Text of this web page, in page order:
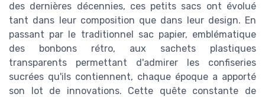
des dernières décennies, ces petits sacs ont évolué
tant dans leur composition que dans leur design. En
passant par le traditionnel sac papier, emblématique
des bonbons rétro, aux sachets plastiques
transparents permettant d'admirer les confiseries
sucrées qu'ils contiennent, chaque époque a apporté
son lot de innovations. Cette quête constante de